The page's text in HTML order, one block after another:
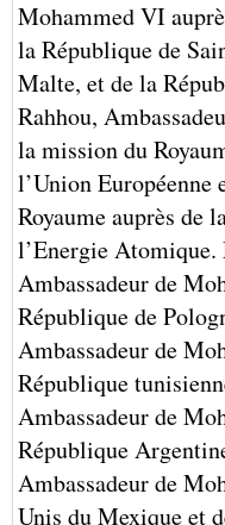
Mohammed VI
la République de
Malte, et de la
Rahhou,
la mission du
l’Union Européenne
Royaume auprès de
l’Energie Atomique.
Ambassadeur de
République de
Ambassadeur de
République
Ambassadeur de
République
Ambassadeur de
Unis du Mexique et